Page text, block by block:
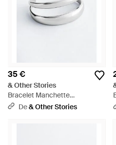
35 €
& Other Stories
Bracelet Manchette
Cylindrique - Blanc
De& Other Stories